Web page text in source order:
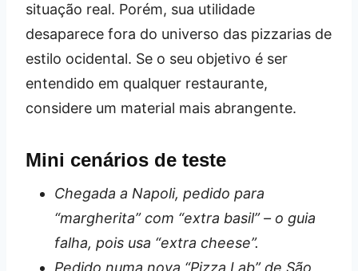
situação real. Porém, sua utilidade
desaparece fora do universo das pizzarias de
estilo ocidental. Se o seu objetivo é ser
entendido em qualquer restaurante,
considere um material mais abrangente.
Mini cenários de teste
Chegada a Napoli, pedido para
“margherita” com “extra basil” – o guia
falha, pois usa “extra cheese”.
Pedido numa nova “Pizza Lab” de São